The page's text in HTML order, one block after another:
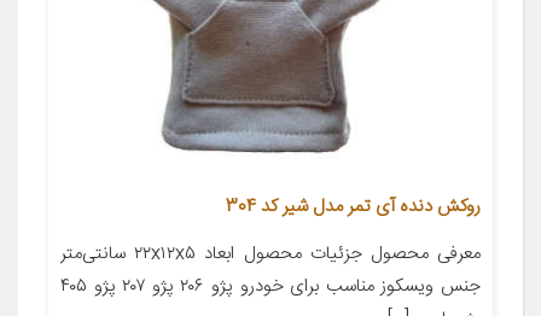
روکش دنده آی تمر مدل شیر کد 304
معرفی محصول جزئیات محصول ابعاد ۲۲x۱۲x۵ سانتی‌متر
جنس ویسکوز مناسب برای خودرو پژو ۲۰۶ پژو ۲۰۷ پژو ۴۰۵